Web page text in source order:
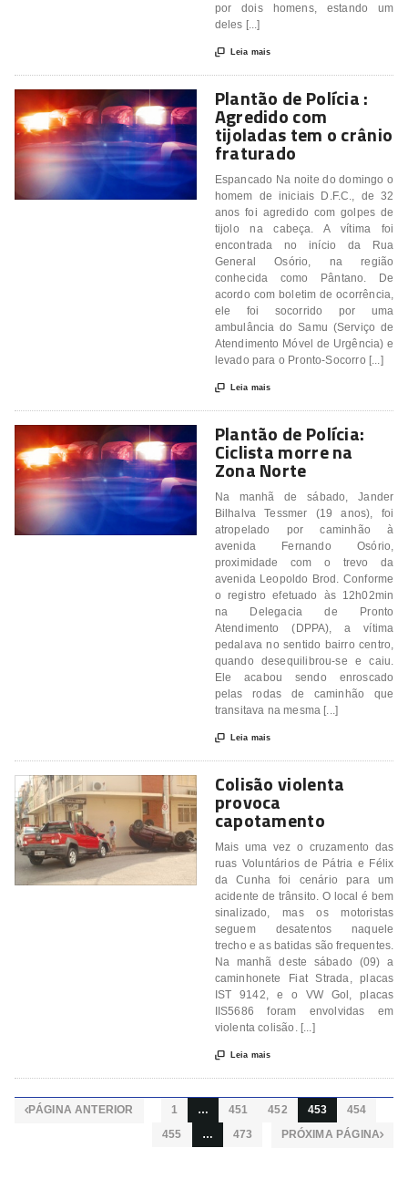
por dois homens, estando um
deles [...]
 Leia mais
Plantão de Polícia :
Agredido com
tijoladas tem o crânio
fraturado
Espancado Na noite do domingo o
homem de iniciais D.F.C., de 32
anos foi agredido com golpes de
tijolo na cabeça. A vítima foi
encontrada no início da Rua
General Osório, na região
conhecida como Pântano. De
acordo com boletim de ocorrência,
ele foi socorrido por uma
ambulância do Samu (Serviço de
Atendimento Móvel de Urgência) e
levado para o Pronto-Socorro [...]
 Leia mais
Plantão de Polícia:
Ciclista morre na
Zona Norte
Na manhã de sábado, Jander
Bilhalva Tessmer (19 anos), foi
atropelado por caminhão à
avenida Fernando Osório,
proximidade com o trevo da
avenida Leopoldo Brod. Conforme
o registro efetuado às 12h02min
na Delegacia de Pronto
Atendimento (DPPA), a vítima
pedalava no sentido bairro centro,
quando desequilibrou-se e caiu.
Ele acabou sendo enroscado
pelas rodas de caminhão que
transitava na mesma [...]
 Leia mais
Colisão violenta
provoca
capotamento
Mais uma vez o cruzamento das
ruas Voluntários de Pátria e Félix
da Cunha foi cenário para um
acidente de trânsito. O local é bem
sinalizado, mas os motoristas
seguem desatentos naquele
trecho e as batidas são frequentes.
Na manhã deste sábado (09) a
caminhonete Fiat Strada, placas
IST 9142, e o VW Gol, placas
IIS5686 foram envolvidas em
violenta colisão. [...]
 Leia mais
PÁGINA ANTERIOR 1 … 451 452 453
454
455
… 473 PRÓXIMA PÁGINA